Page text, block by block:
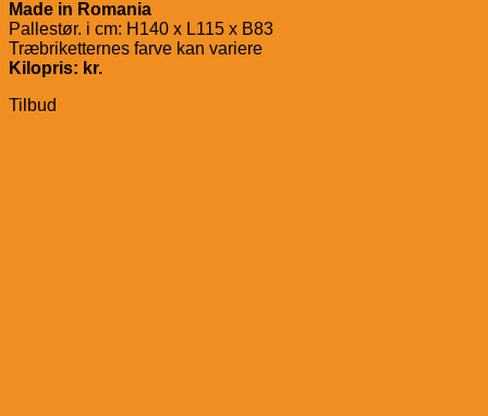
Made in Romania
Pallestør. i cm: H140 x L115 x B83
Træbriketternes farve kan variere
Kilopris: kr.
Tilbud